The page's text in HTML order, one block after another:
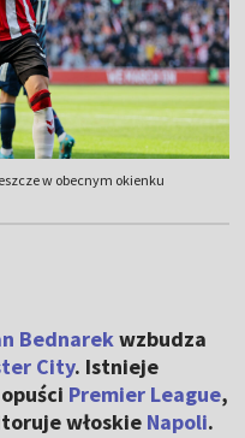
w obecnym okienku
Bednarekwzbudza
City. Istnieje
Premier League,
włoskie Napoli.